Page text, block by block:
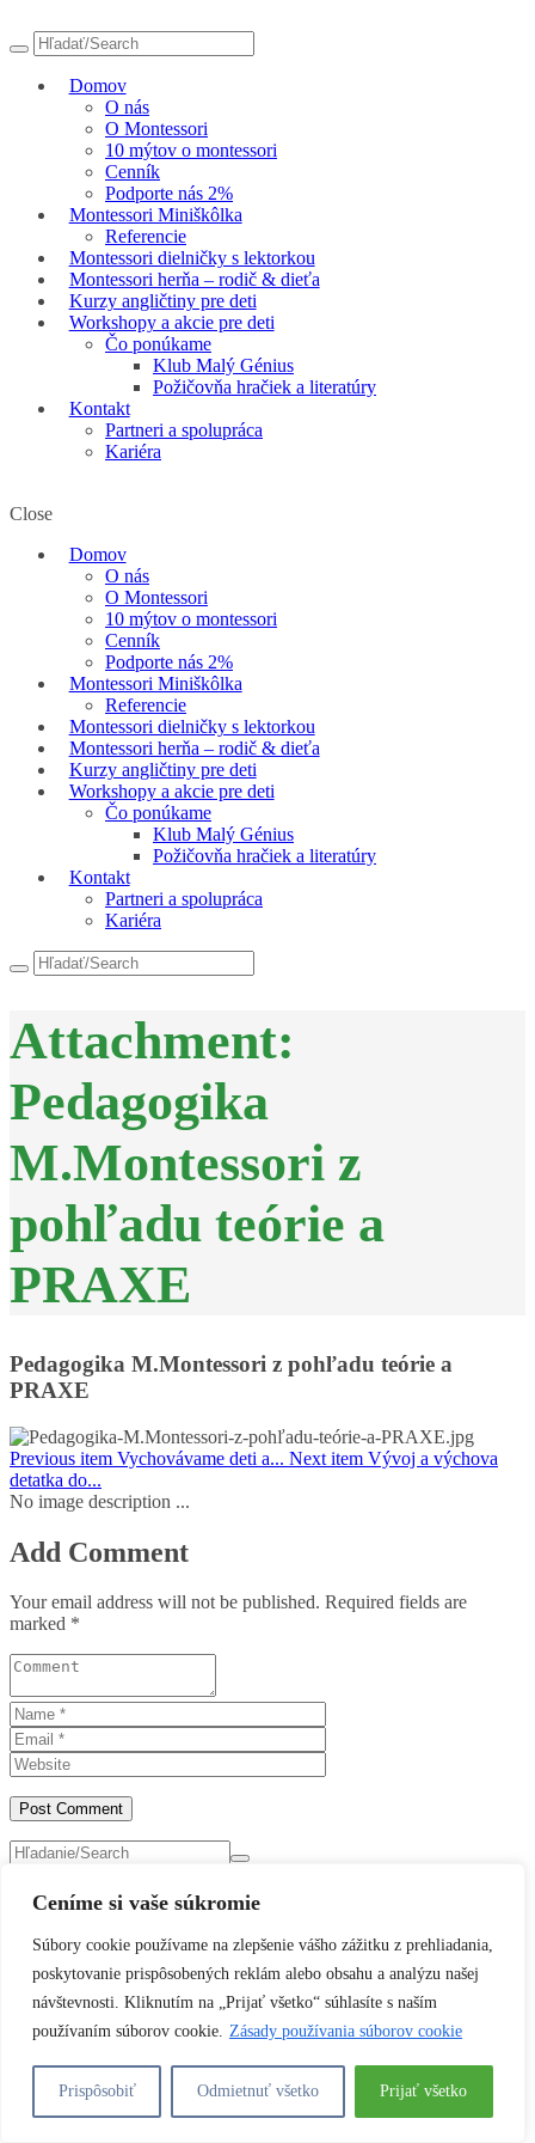
Ceníme si vaše súkromie
Súbory cookie používame na zlepšenie vášho zážitku z prehliadania,
poskytovanie prispôsobených reklám alebo obsahu a analýzu našej
návštevnosti. Kliknutím na „Prijať všetko“ súhlasíte s naším
používaním súborov cookie. Zásady používania súborov cookie
Prispôsobiť Odmietnuť všetko Prijať všetko
Domov
O nás
O Montessori
10 mýtov o montessori
Cenník
Podporte nás 2%
Montessori Miniškôlka
Referencie
Montessori dielničky s lektorkou
Montessori herňa – rodič & dieťa
Kurzy angličtiny pre deti
Workshopy a akcie pre deti
Čo ponúkame
Klub Malý Génius
Požičovňa hračiek a literatúry
Kontakt
Partneri a spolupráca
Kariéra
Close
Domov
O nás
O Montessori
10 mýtov o montessori
Cenník
Podporte nás 2%
Montessori Miniškôlka
Referencie
Montessori dielničky s lektorkou
Montessori herňa – rodič & dieťa
Kurzy angličtiny pre deti
Workshopy a akcie pre deti
Čo ponúkame
Klub Malý Génius
Požičovňa hračiek a literatúry
Kontakt
Partneri a spolupráca
Kariéra
Attachment:
Pedagogika
M.Montessori z
pohľadu teórie a
PRAXE
Pedagogika M.Montessori z pohľadu teórie a
PRAXE
Previous item Vychovávame deti a... Next item Vývoj a výchova
detatka do...
No image description ...
Add Comment
Your email address will not be published. Required fields are
marked *
Kategórie
Žiadne kategórie
HOTLINE (24 hours)
Múdre sovičky - montessori klub Prievidza © 2019 Práva
vyhradené |Tvorba webu od Azelia.sk